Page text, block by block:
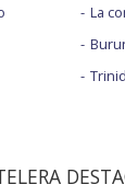
La